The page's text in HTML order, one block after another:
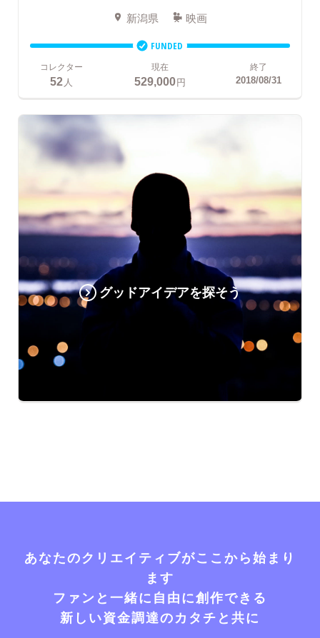
新潟県 映画
FUNDED
コレクター
52人
現在
529,000円
終了
2018/08/31
グッドアイデアを探そう
あなたのクリエイティブがここから始まり
ます
ファンと一緒に自由に創作できる
新しい資金調達のカタチと共に